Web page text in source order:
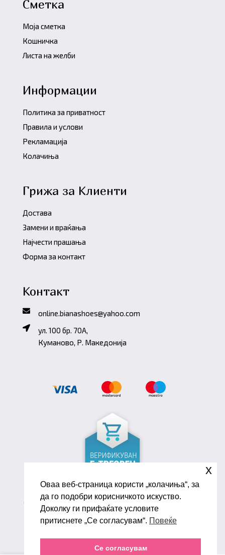
Сметка
Моја сметка
Кошничка
Листа на желби
Информации
Политика за приватност
Правила и услови
Рекламација
Колачиња
Грижа за Клиенти
Достава
Замени и враќања
Најчести прашања
Форма за контакт
Контакт
online.bianashoes@yahoo.com
ул. 100 бр. 70A,
Куманово, Р. Македонија
Copyright ©2026 Biana Shoes. Developed by
oLive Brandlab
Оваа веб-страница користи „колачиња“, за
да го подобри корисничкото искуство.
Доколку ги прифаќате условите
притиснете „Се согласувам“. Повеќе
Се согласувам
x